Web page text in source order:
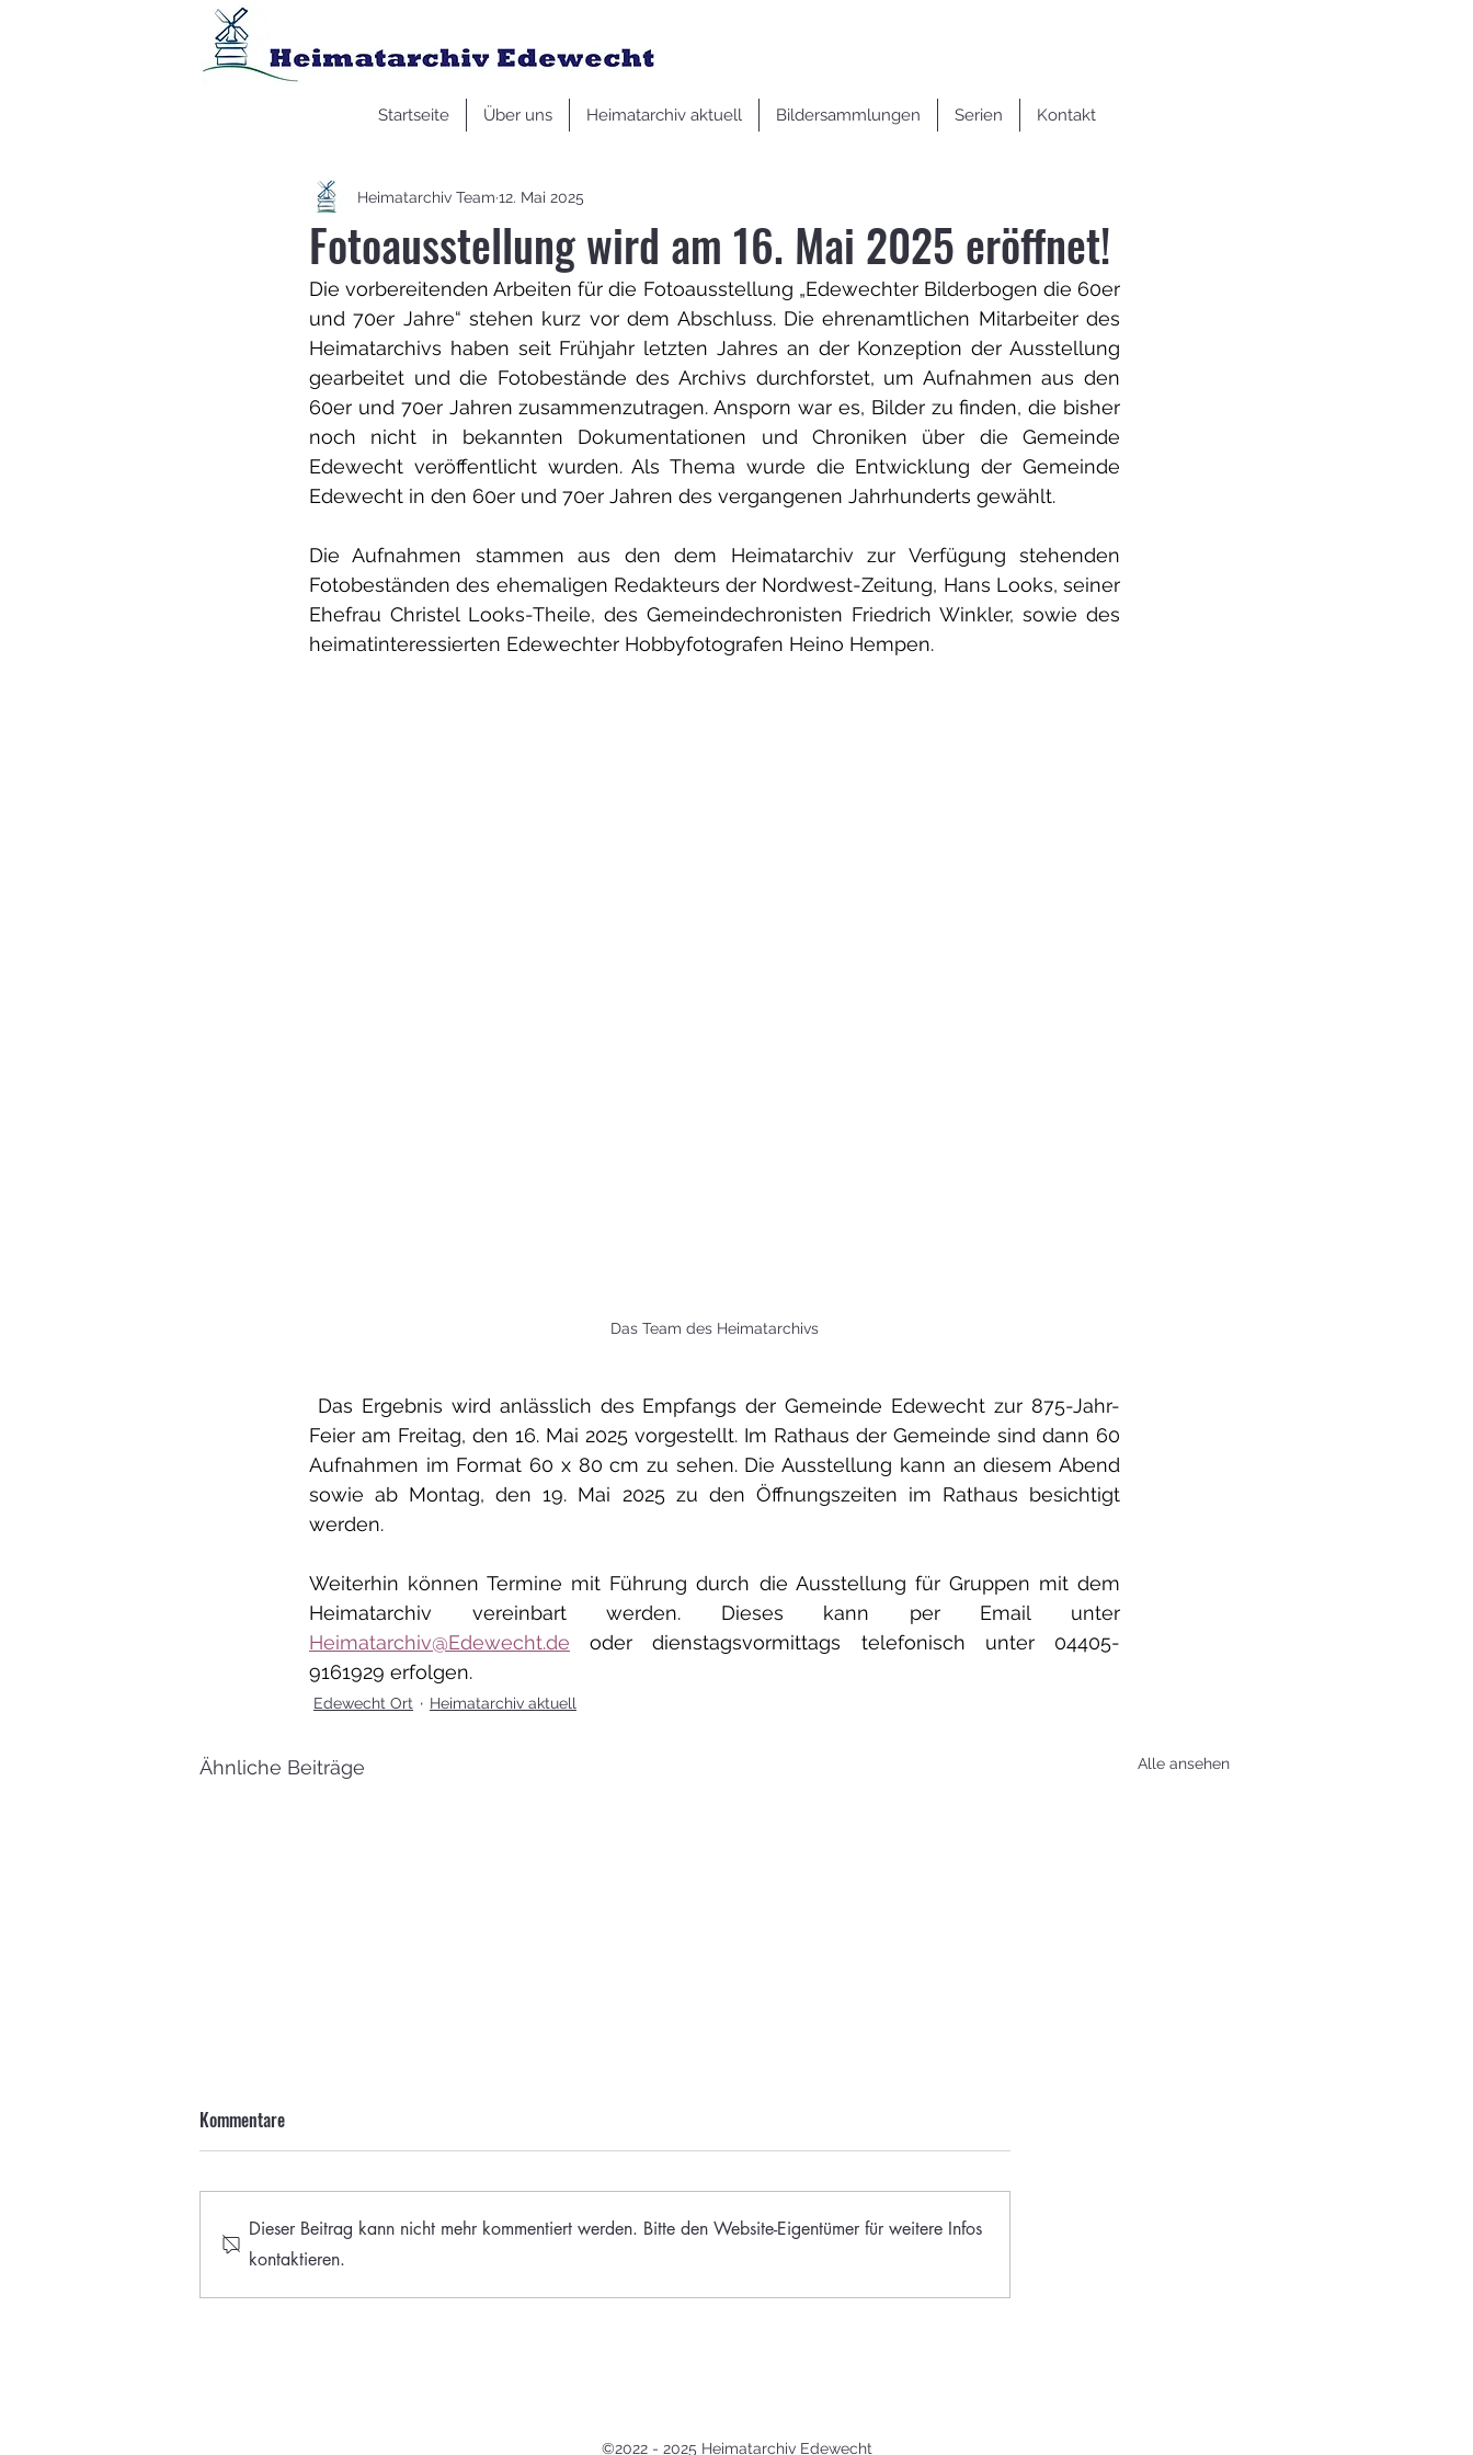
Startseite Über uns Heimatarchiv aktuell Bildersammlungen Serien Kontakt
Fotoausstellung wird am 16. Mai 2025 eröffnet!
Heimatarchiv Team 12. Mai 2025
Die vorbereitenden Arbeiten für die Fotoausstellung „Edewechter Bilderbogen die 60er
und 70er Jahre“ stehen kurz vor dem Abschluss. Die ehrenamtlichen Mitarbeiter des
Heimatarchivs haben seit Frühjahr letzten Jahres an der Konzeption der Ausstellung
gearbeitet und die Fotobestände des Archivs durchforstet, um Aufnahmen aus den
60er und 70er Jahren zusammenzutragen. Ansporn war es, Bilder zu finden, die bisher
noch nicht in bekannten Dokumentationen und Chroniken über die Gemeinde
Edewecht veröffentlicht wurden. Als Thema wurde die Entwicklung der Gemeinde
Edewecht in den 60er und 70er Jahren des vergangenen Jahrhunderts gewählt.
Die Aufnahmen stammen aus den dem Heimatarchiv zur Verfügung stehenden
Fotobeständen des ehemaligen Redakteurs der Nordwest-Zeitung, Hans Looks, seiner
Ehefrau Christel Looks-Theile, des Gemeindechronisten Friedrich Winkler, sowie des
heimatinteressierten Edewechter Hobbyfotografen Heino Hempen.
Das Team des Heimatarchivs
Das Ergebnis wird anlässlich des Empfangs der Gemeinde Edewecht zur 875-Jahr-
Feier am Freitag, den 16. Mai 2025 vorgestellt. Im Rathaus der Gemeinde sind dann 60
Aufnahmen im Format 60 x 80 cm zu sehen. Die Ausstellung kann an diesem Abend
sowie ab Montag, den 19. Mai 2025 zu den Öffnungszeiten im Rathaus besichtigt
werden.
Weiterhin können Termine mit Führung durch die Ausstellung für Gruppen mit dem
Heimatarchiv@Edewecht.de oder dienstagsvormittags telefonisch unter 04405-
9161929 erfolgen.
Edewecht Ort Heimatarchiv aktuell
Ähnliche Beiträge Alle ansehen
Einblicke in die Arbeit des
Edewechter Köpfe: Karl Martin
Heimatarchiv op´n Rad
Kommentare
Dieser Beitrag kann nicht mehr kommentiert werden. Bitte den Website-Eigentümer für weitere Infos
kontaktieren.
©2022 - 2025 HeimatarchivEdewecht